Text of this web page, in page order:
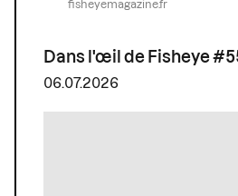
fisheyemagazine.fr
Dans l'œil de Fisheye
06.07.2026